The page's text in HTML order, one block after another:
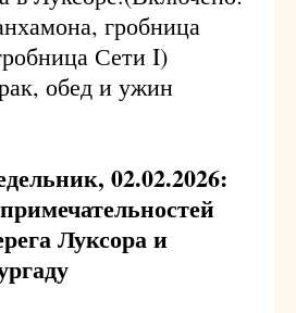
гробница
Сети I)
обед и ужин
02.02.2026:
Луксора и